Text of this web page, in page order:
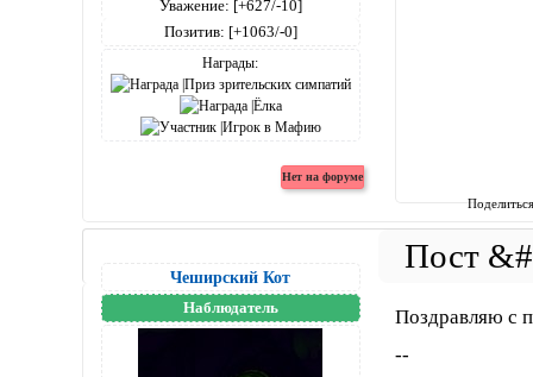
Уважение: [+627/-10]
Позитив: [+1063/-0]
Награды:
Чеширский Кот
Наблюдатель
Поздравляю с
--